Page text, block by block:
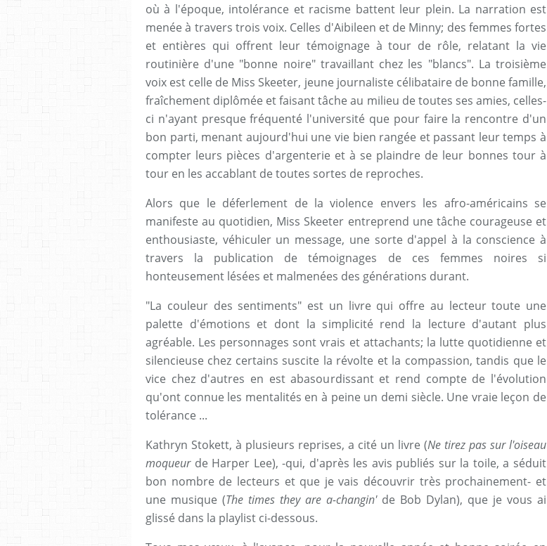
où à l'époque, intolérance et racisme battent leur plein. La narration est
menée à travers trois voix. Celles d'Aibileen et de Minny; des femmes fortes
et entières qui offrent leur témoignage à tour de rôle, relatant la vie
routinière d'une "bonne noire" travaillant chez les "blancs". La troisième
voix est celle de Miss Skeeter, jeune journaliste célibataire de bonne famille,
fraîchement diplômée et faisant tâche au milieu de toutes ses amies, celles-
ci n'ayant presque fréquenté l'université que pour faire la rencontre d'un
bon parti, menant aujourd'hui une vie bien rangée et passant leur temps à
compter leurs pièces d'argenterie et à se plaindre de leur bonnes tour à
tour en les accablant de toutes sortes de reproches.
Alors que le déferlement de la violence envers les afro-américains se
manifeste au quotidien, Miss Skeeter entreprend une tâche courageuse et
enthousiaste, véhiculer un message, une sorte d'appel à la conscience à
travers la publication de témoignages de ces femmes noires si
honteusement lésées et malmenées des générations durant.
"La couleur des sentiments" est un livre qui offre au lecteur toute une
palette d'émotions et dont la simplicité rend la lecture d'autant plus
agréable. Les personnages sont vrais et attachants; la lutte quotidienne et
silencieuse chez certains suscite la révolte et la compassion, tandis que le
vice chez d'autres en est abasourdissant et rend compte de l'évolution
qu'ont connue les mentalités en à peine un demi siècle. Une vraie leçon de
tolérance ...
Kathryn Stokett, à plusieurs reprises, a cité un livre (Ne tirez pas sur l'oiseau
moqueurde Harper Lee), -qui, d'après les avis publiés sur la toile, a séduit
bon nombre de lecteurs et que je vais découvrir très prochainement- et
une musique (The times they are a-changin' de Bob Dylan), que je vous ai
glissé dans la playlist ci-dessous.